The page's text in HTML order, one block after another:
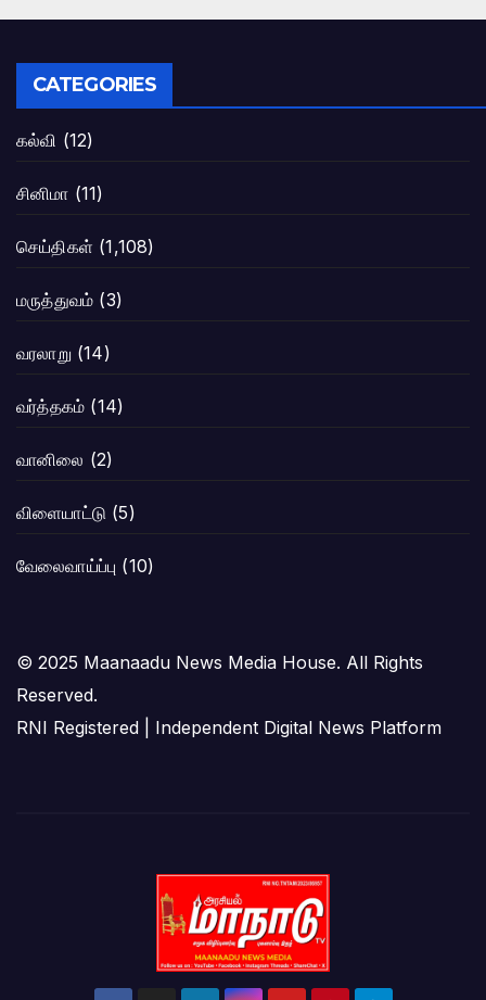
CATEGORIES
கல்வி (12)
சினிமா (11)
செய்திகள் (1,108)
மருத்துவம் (3)
வரலாறு (14)
வர்த்தகம் (14)
வானிலை (2)
விளையாட்டு (5)
வேலைவாய்ப்பு (10)
© 2025 Maanaadu News Media House. All Rights
Reserved.
RNI Registered | Independent Digital News Platform